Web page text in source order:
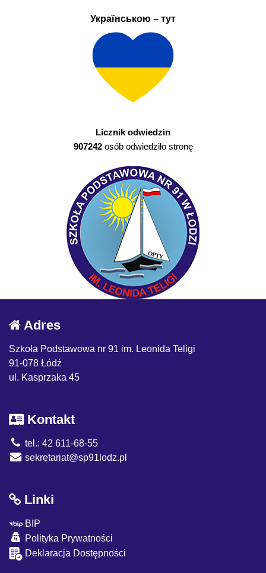
Українською – тут
Licznik odwiedzin
907242osób odwiedziło stronę
Adres
Szkoła Podstawowa nr 91 im. Leonida Teligi
91-078 Łódź
ul. Kasprzaka 45
Kontakt
tel.: 42 611-68-55
sekretariat@sp91lodz.pl
Linki
BIP
Polityka Prywatności
Deklaracja Dostępności